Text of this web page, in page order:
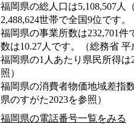
福岡県の総人口は5,108,507人
2,488,624世帯で全国9位です
福岡県の事業所数は232,701件
数は10.27人です。（総務省 平
福岡県の1人あたり県民所得
照）
福岡県の消費者物価地域差指
県のすがた2023を参照）
福岡県の電話番号一覧をみる